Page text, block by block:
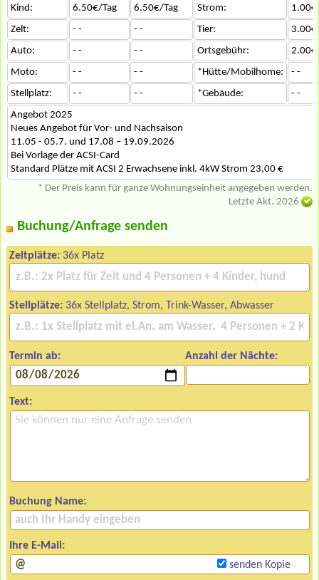
Kind: 6.50€/Tag 6.50€/Tag Strom:
Zelt:
- - - - Tier:
Auto:
- - - - Ortsgebühr:
Moto:
- - - - *Hütte/Mobilhome:
- -
Stellplatz:
- - - - *Gebäude:
- -
Angebot 2025
Neues Angebot für Vor- und Nachsaison
11.05 - 05.7. und 17.08 – 19.09.2026
Bei Vorlage der ACSI-Card
Standard Plätze mit ACSI 2 Erwachsene inkl. 4kW Strom 23,00 €
* Der Preis kann für ganze Wohnungseinheit angegeben werden.
Letzte Akt. 2026
Buchung/Anfrage senden
Zeltplätze: 36x Platz
Stellplätze: 36x Stellplatz, Strom, Trink-Wasser, Abwasser
Termin ab: Anzahl der Nächte:
Text:
Buchung Name:
Ihre E-Mail:
senden Kopie